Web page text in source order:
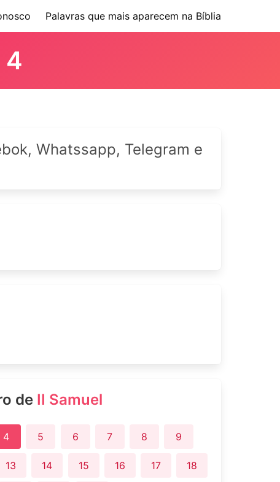
Palavras que mais aparecem na Bíblia
4
Whatssapp, Telegram e
de II Samuel
4 5 6 7 8 9
13 14 15 16 17 18